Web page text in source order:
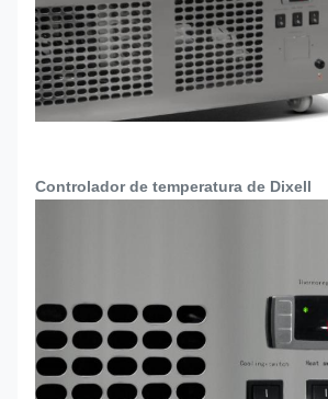
Controlador de temperatura de Dixell